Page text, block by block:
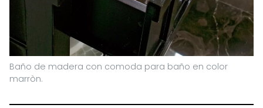
Baño de madera con comoda para baño en color
marròn.